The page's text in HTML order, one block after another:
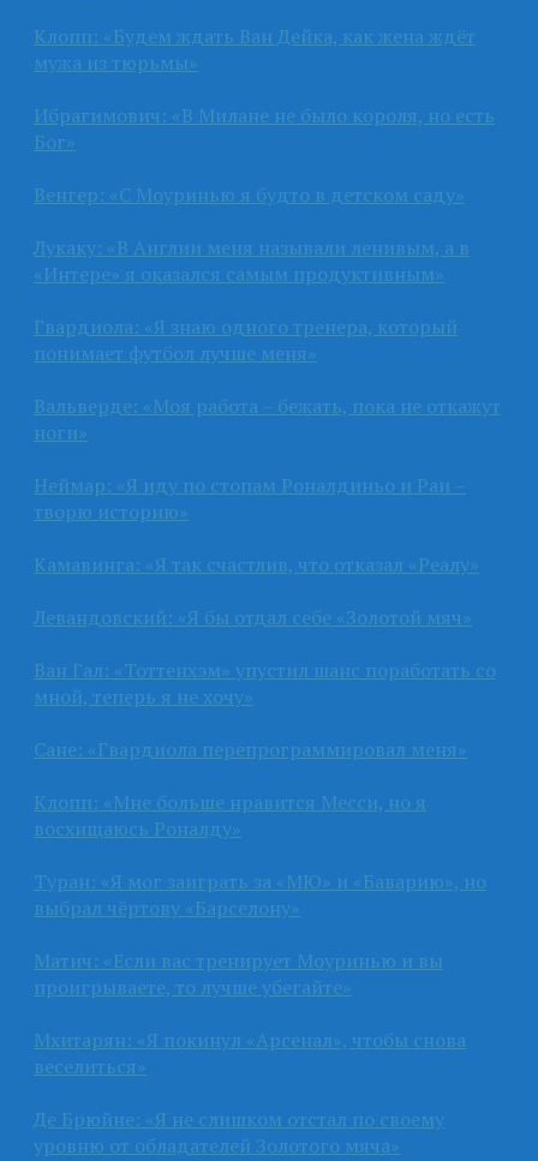
Клопп: «Будем ждать Ван Дейка, как жена ждёт
мужа из тюрьмы»
Ибрагимович: «В Милане не было короля, но есть
Бог»
Венгер: «С Моуринью я будто в детском саду»
Лукаку: «В Англии меня называли ленивым, а в
«Интере» я оказался самым продуктивным»
Гвардиола: «Я знаю одного тренера, который
понимает футбол лучше меня»
Вальверде: «Моя работа – бежать, пока не откажут
ноги»
Неймар: «Я иду по стопам Роналдиньо и Раи –
творю историю»
Камавинга: «Я так счастлив, что отказал «Реалу»
Левандовский: «Я бы отдал себе «Золотой мяч»
Ван Гал: «Тоттенхэм» упустил шанс поработать со
мной, теперь я не хочу»
Сане: «Гвардиола перепрограммировал меня»
Клопп: «Мне больше нравится Месси, но я
восхищаюсь Роналду»
Туран: «Я мог заиграть за «МЮ» и «Баварию», но
выбрал чёртову «Барселону»
Матич: «Если вас тренирует Моуринью и вы
проигрываете, то лучше убегайте»
Мхитарян: «Я покинул «Арсенал», чтобы снова
веселиться»
Де Брюйне: «Я не слишком отстал по своему
уровню от обладателей Золотого мяча»